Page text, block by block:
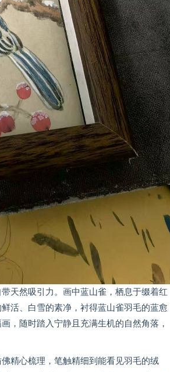
天然吸引力。画中蓝山雀，栖息于缀着红
活、白雪的素净，衬得蓝山雀羽毛的蓝愈
，随时踏入宁静且充满生机的自然角落，
精心梳理，笔触精细到能看见羽毛的绒